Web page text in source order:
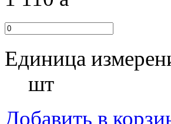
Единица
шт
Добавить в